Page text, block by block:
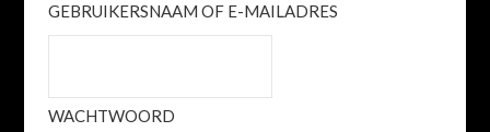
GEBRUIKERSNAAM OF E-MAILADRES
WACHTWOORD